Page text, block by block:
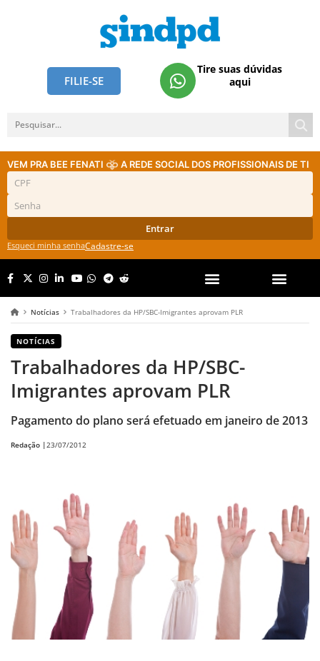
FILIE-SE
Tire suas dúvidas
aqui
VEM PRA BEE FENATI A REDE SOCIAL DOS PROFISSIONAIS DE TI
Entrar
Esqueci minha senhaCadastre-se
Notícias Trabalhadores da HP/SBC-Imigrantes aprovam PLR
NOTÍCIAS
Trabalhadores da HP/SBC-
Imigrantes aprovam PLR
Pagamento do plano será efetuado em janeiro de 2013
Redação |23/07/2012